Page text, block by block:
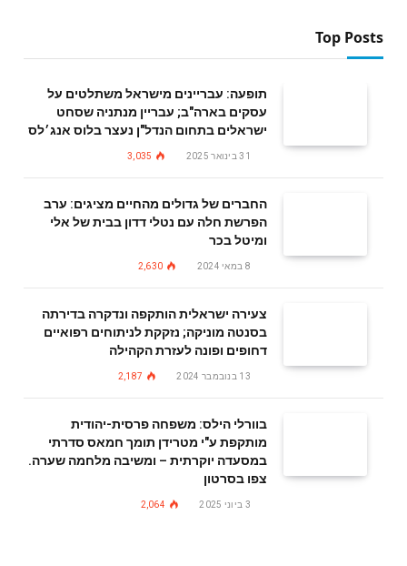
Top Posts
תופעה: עבריינים מישראל משתלטים על
עסקים בארה"ב; עבריין מנתניה שסחט
ישראלים בתחום הנדל"ן נעצר בלוס אנג׳לס
31 בינואר 2025 3,035
החברים של גדולים מהחיים מציגים: ערב
הפרשת חלה עם נטלי דדון בבית של אלי
ומיטל בכר
8 במאי 2024 2,630
צעירה ישראלית הותקפה ונדקרה בדירתה
בסנטה מוניקה; נזקקת לניתוחים רפואיים
דחופים ופונה לעזרת הקהילה
13 בנובמבר 2024 2,187
בוורלי הילס: משפחה פרסית-יהודית
מותקפת ע"י מטרידן תומך חמאס סדרתי
במסעדה יוקרתית – ומשיבה מלחמה שערה.
צפו בסרטון
3 ביוני 2025 2,064